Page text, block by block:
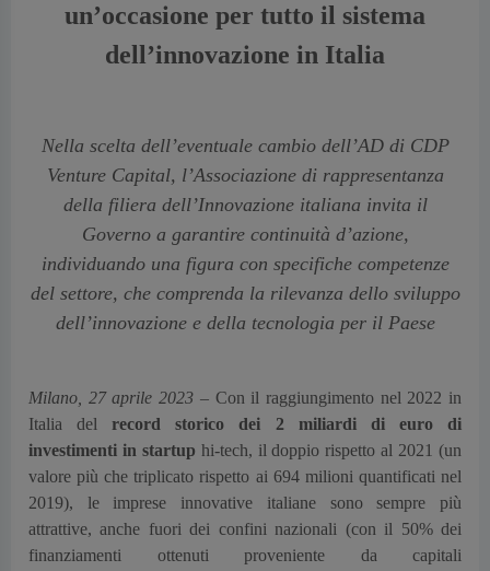
un’occasione per tutto il sistema
dell’innovazione in Italia
Nella scelta dell’eventuale cambio dell’AD di CDP
Venture Capital, l’Associazione di rappresentanza
della filiera dell’Innovazione italiana invita il
Governo a garantire continuità d’azione,
individuando una figura con specifiche competenze
del settore, che comprenda la rilevanza dello sviluppo
dell’innovazione e della tecnologia per il Paese
Milano, 27 aprile 2023 – Con il raggiungimento nel 2022 in
Italia delrecord storico dei 2 miliardi di euro di
investimenti in startup hi-tech, il doppio rispetto al 2021 (un
valore più che triplicato rispetto ai 694 milioni quantificati nel
2019), le imprese innovative italiane sono sempre più
attrattive, anche fuori dei confini nazionali (con il 50% dei
finanziamenti ottenuti proveniente da capitali